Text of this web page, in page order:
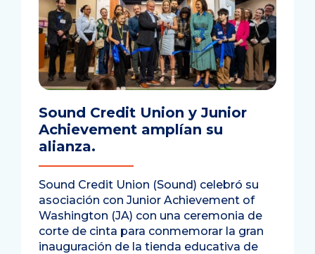
Sound Credit Union y Junior
Achievement amplían su
alianza.
Sound Credit Union (Sound) celebró su
asociación con Junior Achievement of
Washington (JA) con una ceremonia de
corte de cinta para conmemorar la gran
inauguración de la tienda educativa de